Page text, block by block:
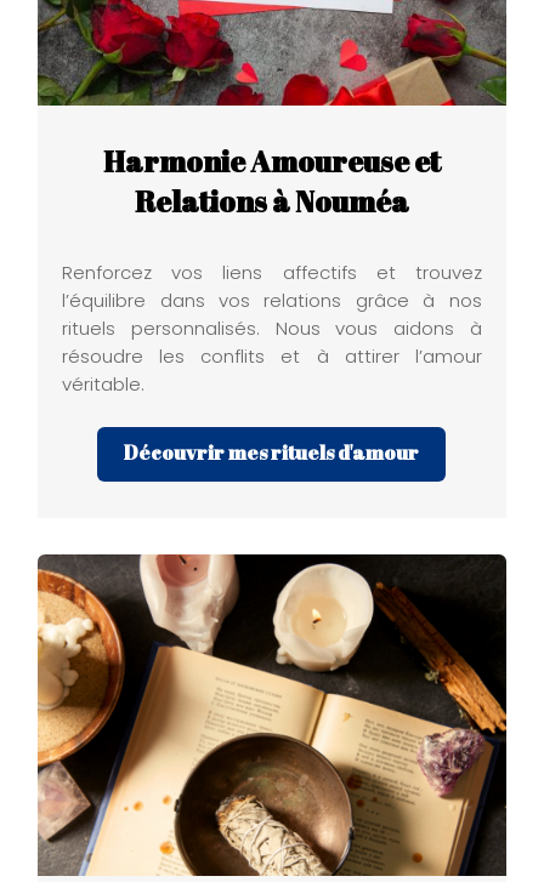
Harmonie Amoureuse et
Relations à Nouméa
Renforcez vos liens affectifs et trouvez
l’équilibre dans vos relations grâce à nos
rituels personnalisés. Nous vous aidons à
résoudre les conflits et à attirer l’amour
véritable.
Découvrir mes rituels d'amour